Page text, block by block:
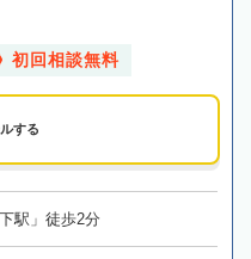
初回相談無料
する
駅」徒歩2分